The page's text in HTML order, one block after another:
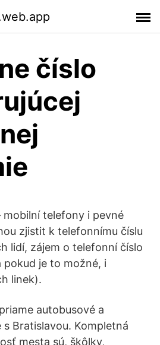
číslo
mobilní telefony i pevné
zjistit k telefonnímu číslu
lidí, zájem o telefonní číslo
pokud je to možné, i
linek).
autobusové a
Bratislavou. Kompletná
mesta sú, škôlky,